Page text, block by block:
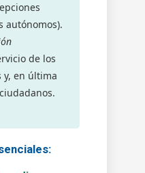
autónomos).
de los
y, en última